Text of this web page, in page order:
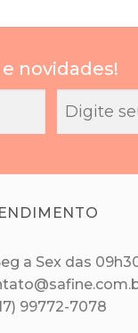
novidades!
a Sex das
99772-7078